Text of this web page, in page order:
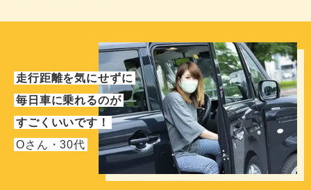
走行距離を気にせずに
毎日車に乗れるのが
すごくいいです！
Oさん・30代